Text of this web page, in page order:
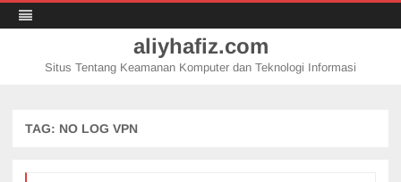
aliyhafiz.com
Situs Tentang Keamanan Komputer dan Teknologi Informasi
TAG: NO LOG VPN